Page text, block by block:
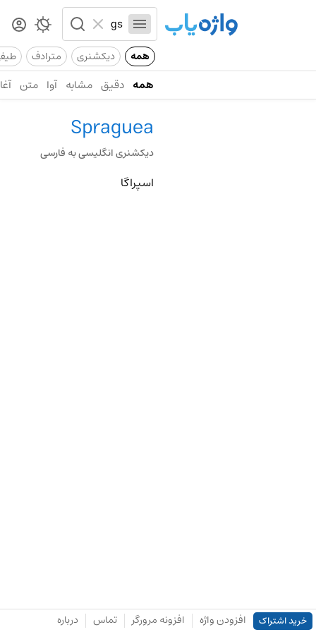
همه دیکشنری مترادف
همه دقیق مشابه آوا متن
Spraguea
دیکشنری انگلیسی به فارسی
اسپراگا
خرید اشتراک افزودن واژه افزونه مرورگر تماس درباره